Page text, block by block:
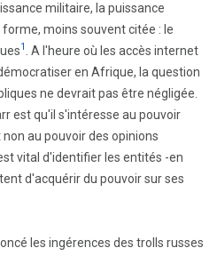
militaire, la puissance
moins souvent citée : le
1
. A l'heure où les accès internet
en Afrique, la question
ne devrait pas être négligée.
est qu'il s'intéresse au pouvoir
au pouvoir des opinions
vital d'identifier les entités -en
d'acquérir du pouvoir sur ses
les ingérences des trolls russes